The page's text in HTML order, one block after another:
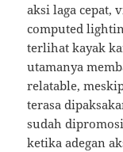
aksi laga cepat,
computed
terlihat kayak
utamanya
relatable,
terasa
sudah
ketika adegan